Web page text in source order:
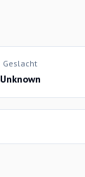
Geslacht
Unknown